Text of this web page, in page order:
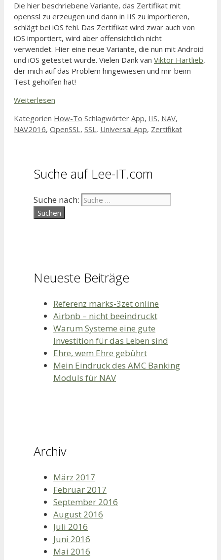
Die hier beschriebene Variante, das Zertifikat mit
openssl zu erzeugen und dann in IIS zu importieren,
schlägt bei iOS fehl. Das Zertifikat wird zwar auch von
iOS importiert, wird aber offensichtlich nicht
verwendet. Hier eine neue Variante, die nun mit Android
und iOS getestet wurde. Vielen Dank van Viktor Hartlieb,
der mich auf das Problem hingewiesen und mir beim
Test geholfen hat!
Weiterlesen
Kategorien How-To Schlagwörter App, IIS, NAV,
NAV2016, OpenSSL, SSL, Universal App, Zertifikat
Suche auf Lee-IT.com
Suche nach:
Neueste Beiträge
Referenz marks-3zet online
Airbnb – nicht beeindruckt
Warum Systeme eine gute
Investition für das Leben sind
Ehre, wem Ehre gebührt
Mein Eindruck des AMC Banking
Moduls für NAV
Archiv
März 2017
Februar 2017
September 2016
August 2016
Juli 2016
Juni 2016
Mai 2016